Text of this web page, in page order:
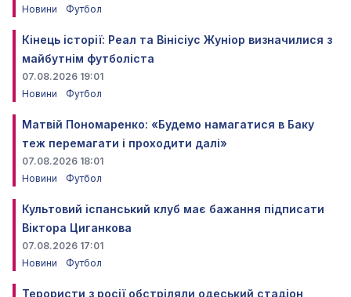
Новини
Футбол
Кінець історії: Реал та Вінісіус Жуніор визначилися з
майбутнім футболіста
07.08.2026 19:01
Новини
Футбол
Матвій Пономаренко: «Будемо намагатися в Баку
теж перемагати і проходити далі»
07.08.2026 18:01
Новини
Футбол
Культовий іспанський клуб має бажання підписати
Віктора Циганкова
07.08.2026 17:01
Новини
Футбол
Терористи з росії обстріляли одеський стадіон